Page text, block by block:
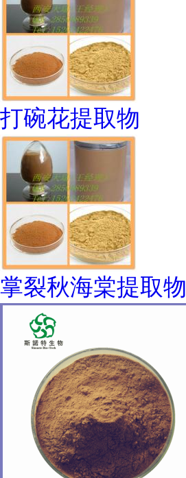
打碗花提取物
掌裂秋海棠提取物